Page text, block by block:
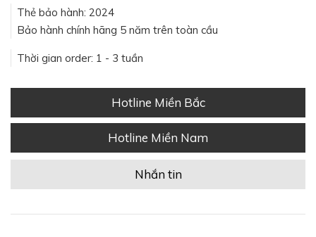
Thẻ bảo hành: 2024
Bảo hành chính hãng 5 năm trên toàn cầu
Thời gian order: 1 - 3 tuần
Hotline Miền Bắc
Hotline Miền Nam
Nhắn tin